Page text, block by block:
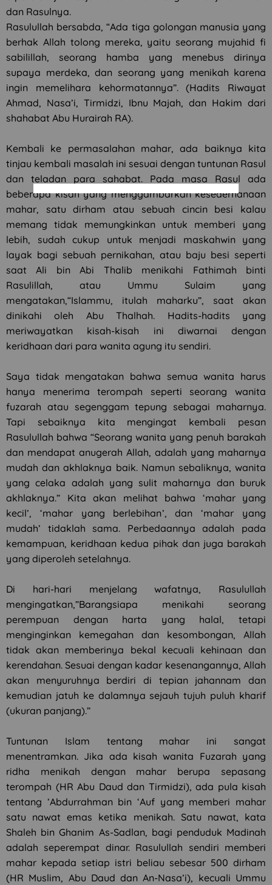
dan Rasulnya.
Rasulullah bersabda, “Ada tiga golongan manusia yang
berhak Allah tolong mereka, yaitu seorang mujahid fi
sabilillah, seorang hamba yang menebus dirinya
supaya merdeka, dan seorang yang menikah karena
ingin memelihara kehormatannya”. (Hadits Riwayat
Ahmad, Nasa’i, Tirmidzi, Ibnu Majah, dan Hakim dari
shahabat Abu Hurairah RA).
Kembali ke permasalahan mahar, ada baiknya kita
tinjau kembali masalah ini sesuai dengan tuntunan Rasul
dan teladan para sahabat. Pada masa Rasul ada
beberapa kisah yang menggambarkan kesederhanaan
mahar, satu dirham atau sebuah cincin besi kalau
memang tidak memungkinkan untuk memberi yang
lebih, sudah cukup untuk menjadi maskahwin yang
layak bagi sebuah pernikahan, atau baju besi seperti
saat Ali bin Abi Thalib menikahi Fathimah binti
Rasulillah, atau Ummu Sulaim yang
mengatakan,“Islammu, itulah maharku”, saat akan
dinikahi oleh Abu Thalhah. Hadits-hadits yang
meriwayatkan kisah-kisah ini diwarnai dengan
keridhaan dari para wanita agung itu sendiri.
Saya tidak mengatakan bahwa semua wanita harus
hanya menerima terompah seperti seorang wanita
fuzarah atau segenggam tepung sebagai maharnya.
Tapi sebaiknya kita mengingat kembali pesan
Rasulullah bahwa “Seorang wanita yang penuh barakah
dan mendapat anugerah Allah, adalah yang maharnya
mudah dan akhlaknya baik. Namun sebaliknya, wanita
yang celaka adalah yang sulit maharnya dan buruk
akhlaknya.” Kita akan melihat bahwa ‘mahar yang
kecil’, ‘mahar yang berlebihan’, dan ‘mahar yang
mudah’ tidaklah sama. Perbedaannya adalah pada
kemampuan, keridhaan kedua pihak dan juga barakah
yang diperoleh setelahnya.
Di hari-hari menjelang wafatnya, Rasulullah
mengingatkan,”Barangsiapa menikahi seorang
perempuan dengan harta yang halal, tetapi
menginginkan kemegahan dan kesombongan, Allah
tidak akan memberinya bekal kecuali kehinaan dan
kerendahan. Sesuai dengan kadar kesenangannya, Allah
akan menyuruhnya berdiri di tepian jahannam dan
kemudian jatuh ke dalamnya sejauh tujuh puluh kharif
(ukuran panjang).”
Tuntunan Islam tentang mahar ini sangat
menentramkan. Jika ada kisah wanita Fuzarah yang
ridha menikah dengan mahar berupa sepasang
terompah (HR Abu Daud dan Tirmidzi), ada pula kisah
tentang ’Abdurrahman bin ‘Auf yang memberi mahar
satu nawat emas ketika menikah. Satu nawat, kata
Shaleh bin Ghanim As-Sadlan, bagi penduduk Madinah
adalah seperempat dinar. Rasulullah sendiri memberi
mahar kepada setiap istri beliau sebesar 500 dirham
(HR Muslim, Abu Daud dan An-Nasa’i), kecuali Ummu